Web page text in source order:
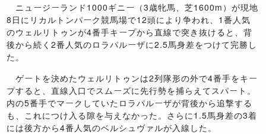
ニュージーランド1000ギニー（3歳牝馬、芝1600m）が現地
8日にリカルトンパーク競馬場で12頭により争われ、1番人気
のウェルリトゥンが4番手キープから直線で突き抜けると、背
後から続く2番人気のロラパルーザに2.5馬身差をつけて完勝し
た。
ゲートを決めたウェルリトゥンは2列隊形の外で4番手をキー
プすると、直線入口でスムーズに先行勢を捕らえてスパート。
内の5番手でマークしていたロラパルーザが背後から追撃する
も、これにつけ入る隙を与えなかった。さらに1.5馬身差の3着
には後方から4番人気のベルシュヴァルが入線した。